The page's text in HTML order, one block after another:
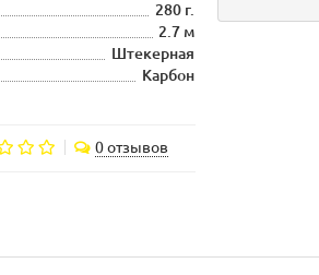
280 г.
2.7 м
Штекерная
Карбон
0 отзывов